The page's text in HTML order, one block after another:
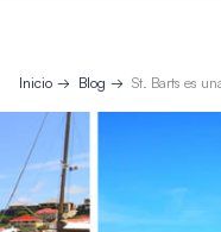
Inicio Blog St. Barts es